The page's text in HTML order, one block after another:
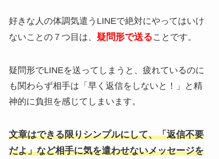
好きな人の体調気遣うLINEで絶対にやってはいけ
ないことの７つ目は、 疑問形で送ることです。
疑問形でLINEを送ってしまうと、疲れているのに
も関わらず相手は「早く返信をしないと！」と精
神的に負担を感じてしまいます。
文章はできる限りシンプルにして、「返信不要
だよ」など相手に気を遣わせないメッセージを